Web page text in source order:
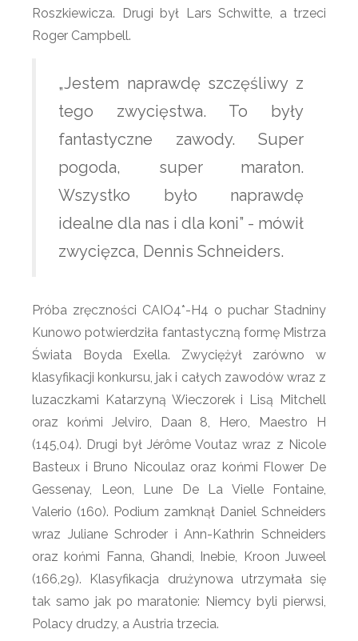
Roszkiewicza. Drugi był Lars Schwitte, a trzeci
Roger Campbell.
„Jestem naprawdę szczęśliwy z
tego zwycięstwa. To były
fantastyczne zawody. Super
pogoda, super maraton.
Wszystko było naprawdę
idealne dla nas i dla koni” - mówił
zwycięzca, Dennis Schneiders.
Próba zręczności CAIO4*-H4 o puchar Stadniny
Kunowo potwierdziła fantastyczną formę Mistrza
Świata Boyda Exella. Zwyciężył zarówno w
klasyfikacji konkursu, jak i całych zawodów wraz z
luzaczkami Katarzyną Wieczorek i Lisą Mitchell
oraz końmi Jelviro, Daan 8, Hero, Maestro H
(145,04). Drugi był Jérôme Voutaz wraz z Nicole
Basteux i Bruno Nicoulaz oraz końmi Flower De
Gessenay, Leon, Lune De La Vielle Fontaine,
Valerio (160). Podium zamknął Daniel Schneiders
wraz Juliane Schroder i Ann-Kathrin Schneiders
oraz końmi Fanna, Ghandi, Inebie, Kroon Juweel
(166,29). Klasyfikacja drużynowa utrzymała się
tak samo jak po maratonie: Niemcy byli pierwsi,
Polacy drudzy, a Austria trzecia.